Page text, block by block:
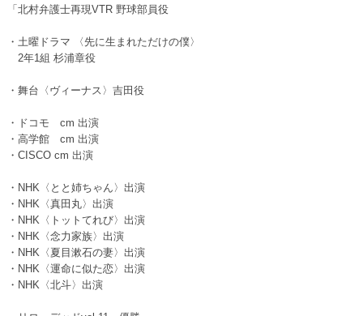
「北村弁護士再現VTR 野球部員役
・土曜ドラマ 〈先に生まれただけの僕〉
2年1組 杉浦章役
・舞台〈ヴィーナス〉吉田役
・ドコモ cm 出演
・高学館 cm 出演
・CISCO cm 出演
・NHK〈とと姉ちゃん〉出演
・NHK〈真田丸〉出演
・NHK〈トットてれび〉出演
・NHK〈念力家族〉出演
・NHK〈夏目漱石の妻〉出演
・NHK〈運命に似た恋〉出演
・NHK〈北斗〉出演